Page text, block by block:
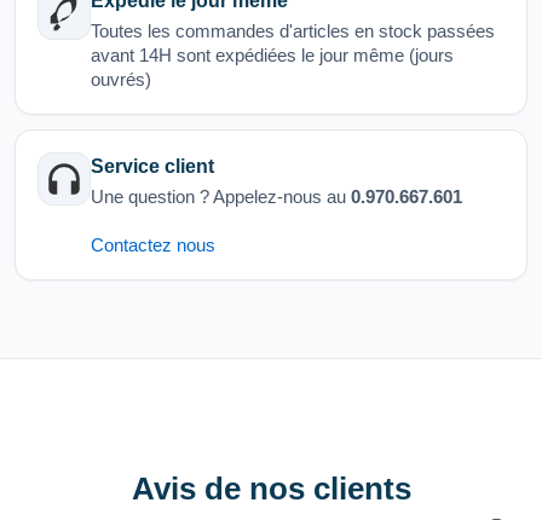
Toutes les commandes d'articles en stock passées
avant 14H sont expédiées le jour même (jours
ouvrés)
Service client
Une question ? Appelez-nous au 0.970.667.601
Contactez nous
Avis de nos clients